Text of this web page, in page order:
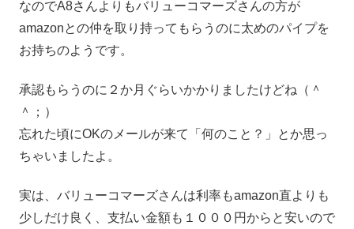
なのでA8さんよりもバリューコマーズさんの方が
amazonとの仲を取り持ってもらうのに太めのパイプを
お持ちのようです。
承認もらうのに２か月ぐらいかかりましたけどね（＾
＾；）
忘れた頃にOKのメールが来て「何のこと？」とか思っ
ちゃいましたよ。
実は、バリューコマーズさんは利率もamazon直よりも
少しだけ良く、支払い金額も１０００円からと安いので